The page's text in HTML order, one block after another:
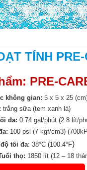
TÍNH
PRE-
không gian: 5 x 5 x 25
trắng sữa (tem xanh lá)
đa: 0.74 gal/phút (2.8 lít/
100 psi (7 kgf/cm3)
tối đa: 38°C (100.4°F)
thọ: 1850 lít (12 – 18